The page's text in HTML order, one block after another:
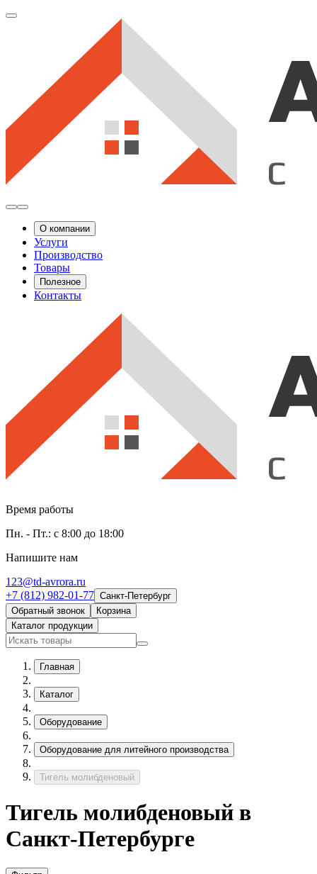
О компании
Услуги
Производство
Товары
Полезное
Контакты
Время работы
Пн. - Пт.: с 8:00 до 18:00
Напишите нам
123@td-avrora.ru
+7 (812) 982-01-77 Санкт-Петербург
Обратный звонок
Корзина
Каталог продукции
Главная
Каталог
Оборудование
Оборудование для литейного производства
Тигель молибденовый
Тигель молибденовый в
Санкт-Петербурге